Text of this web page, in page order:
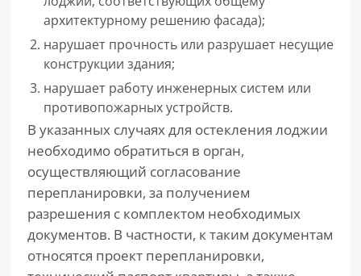
архитектурному решению фасада);
нарушает прочность или разрушает несущие
конструкции здания;
нарушает работу инженерных систем или
противопожарных устройств.
В указанных случаях для остекления лоджии
необходимо обратиться в орган,
осуществляющий согласование
перепланировки, за получением
разрешения с комплектом необходимых
документов. В частности, к таким документам
относятся проект перепланировки,